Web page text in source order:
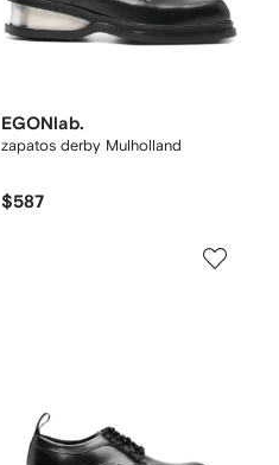
EGONlab.
zapatos derby Mulholland
$587